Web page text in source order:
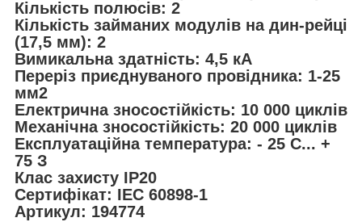
Кількість полюсів: 2
Кількість займаних модулів на дин-рейці
(17,5 мм): 2
Вимикальна здатність: 4,5 кА
Переріз приєднуваного провідника: 1-25
мм2
Електрична зносостійкість: 10 000 циклів
Механічна зносостійкість: 20 000 циклів
Експлуатаційна температура: - 25 С... +
75 З
Клас захисту IP20
Сертифікат: IEC 60898-1
Артикул: 194774